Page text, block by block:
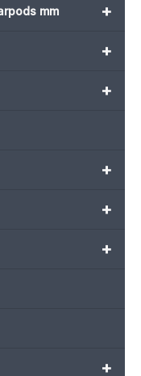
+
mm
+
+
+
+
+
+